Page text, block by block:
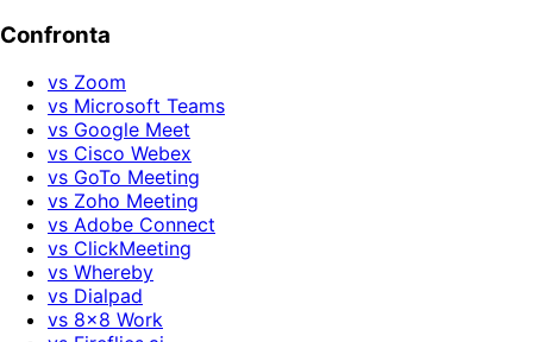
Confronta
vs Zoom
vs Microsoft Teams
vs Google Meet
vs Cisco Webex
vs GoTo Meeting
vs Zoho Meeting
vs Adobe Connect
vs ClickMeeting
vs Whereby
vs Dialpad
vs 8x8 Work